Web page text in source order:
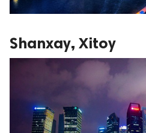
Shanxay, Xitoy